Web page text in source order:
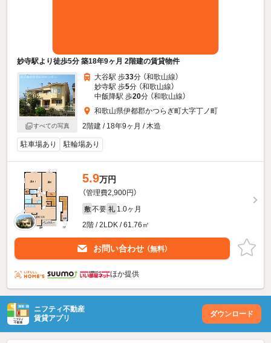
妙寺駅より徒歩5分 築18年9ヶ月 2階建の賃貸物件
すべての写真
大谷駅 歩33分 （和歌山線）
妙寺駅 歩5分 （和歌山線）
中飯降駅 歩20分 （和歌山線）
和歌山県伊都郡かつらぎ町大字丁ノ町
2階建 / 18年9ヶ月 / 木造
駐車場あり 駐輪場あり
5.9万円
（管理費2,900円）
敷 不要 礼 1.0ヶ月
2階 / 2LDK / 61.76㎡
お問い合わせ （無料）
ほか提供
ニフティ不動産
賃貸アプリ
ダウンロード